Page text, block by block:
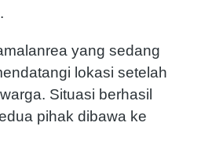
yang sedang
lokasi setelah
Situasi berhasil
pihak dibawa ke